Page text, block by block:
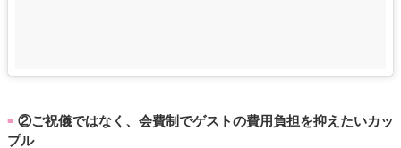
■ ②ご祝儀ではなく、会費制でゲストの費用負担を抑えたいカッ
プル